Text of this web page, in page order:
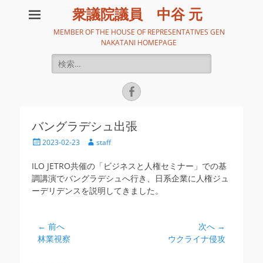
衆議院議員 中谷 元
MEMBER OF THE HOUSE OF REPRESENTATIVES GEN
NAKATANI HOMEPAGE
検
索:
Facebook
バングラデシュ出張
投
日
2023-02-23
投
者
staff
ILO JETRO共催の「ビジネスと人権セミナー」での基
調講演でバングラデシュへ行き、日系企業に人権ジュ
ーデリデンスを説明してきました。
投
稿
← 前へ
前
林業視察
次へ →
ウクライナ侵攻